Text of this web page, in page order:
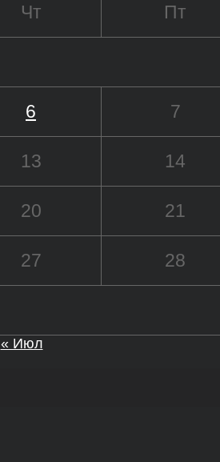
Чт Пт
6 7
13 14
20 21
27 28
« Июл